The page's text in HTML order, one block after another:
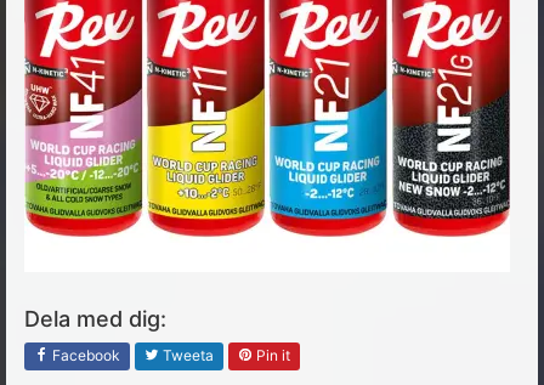
Dela med dig:
Facebook Tweeta Pin it